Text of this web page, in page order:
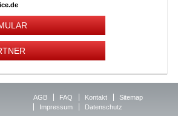
AGB FAQ Kontakt
Sitemap
Impressum
Datenschutz